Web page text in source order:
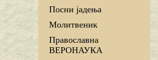
Посни јадења
Молитвеник
Православна
ВЕРОНАУКА